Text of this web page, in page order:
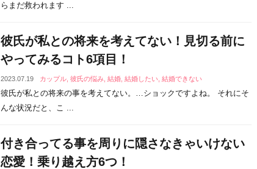
らまだ救われます ...
彼氏が私との将来を考えてない！見切る前に
やってみるコト6項目！
2023.07.19 カップル ,彼氏の悩み ,結婚 ,結婚したい ,結婚できない
彼氏が私との将来の事を考えてない。…ショックですよね。 それにそ
んな状況だと、こ ...
付き合ってる事を周りに隠さなきゃいけない
恋愛！乗り越え方6つ！